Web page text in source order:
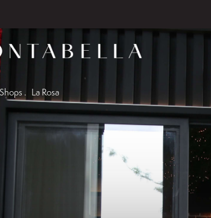
Shops . La Rosa